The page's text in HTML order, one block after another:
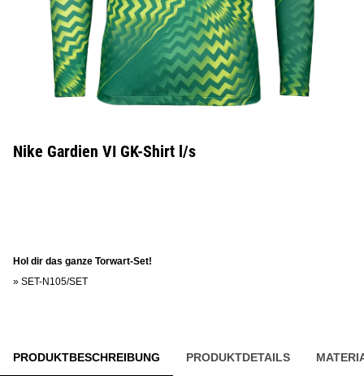
Nike Gardien VI GK-Shirt l/s
Hol dir das ganze Torwart-Set!
» SET-N105/SET
PRODUKTBESCHREIBUNG PRODUKTDETAILS